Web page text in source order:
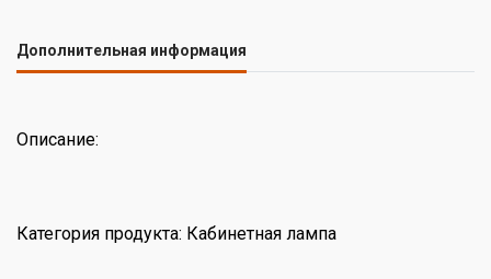
Дополнительная информация
Описание:
Категория продукта: Кабинетная лампа